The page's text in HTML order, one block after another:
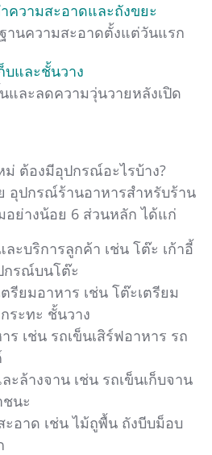
วามสะอาดและถังขยะ
านความสะอาดตั้งแต่วันแรก
และชั้นวาง
และลดความวุ่นวายหลังเปิด
ม่ ต้องมีอุปกรณ์อะไรบ้าง?
อุปกรณ์ร้านอาหารสำหรับร้าน
อย่างน้อย 6 ส่วนหลัก ได้แก่
ะบริการลูกค้า เช่น โต๊ะ เก้าอี้
กรณ์บนโต๊ะ
รียมอาหาร เช่น โต๊ะเตรียม
ระทะ ชั้นวาง
เช่น รถเข็นเสิร์ฟอาหาร รถ
ะล้างจาน เช่น รถเข็นเก็บจาน
นะ
อาด เช่น ไม้ถูพื้น ถังบีบม็อบ